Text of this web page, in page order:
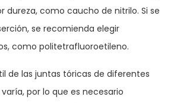
dureza, como caucho de nitrilo. Si se
se recomienda elegir
como politetrafluoroetileno.
de las juntas tóricas de diferentes
por lo que es necesario